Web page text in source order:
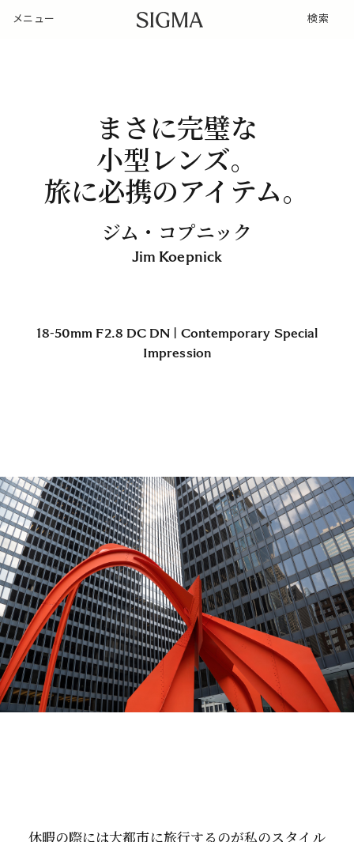
メニュー 検索
まさに完璧な
小型レンズ。
旅に必携のアイテム。
ジム・コプニック
Jim Koepnick
18-50mm F2.8 DC DN | Contemporary Special
Impression
休暇の際には大都市に旅行するのが私のスタイル